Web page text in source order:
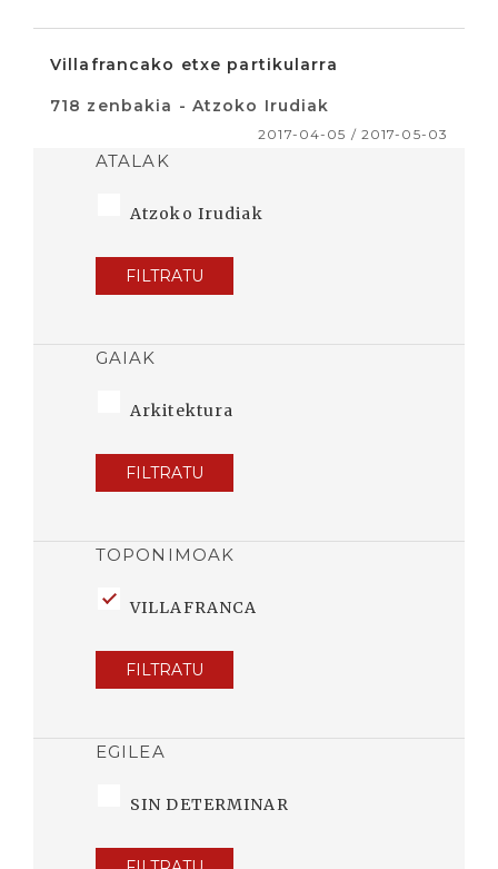
Villafrancako etxe partikularra
718 zenbakia - Atzoko Irudiak
2017-04-05 / 2017-05-03
ATALAK
Atzoko Irudiak
FILTRATU
GAIAK
Arkitektura
FILTRATU
TOPONIMOAK
VILLAFRANCA
FILTRATU
EGILEA
SIN DETERMINAR